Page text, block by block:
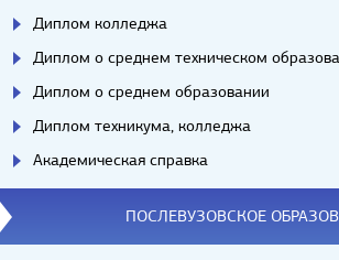
Диплом колледжа
Диплом о среднем техническом
Диплом о среднем образовании
Диплом техникума, колледжа
Академическая справка
ПОСЛЕВУЗОВСКОЕ